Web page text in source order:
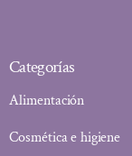
Categorías
Alimentación
Cosmética e higiene